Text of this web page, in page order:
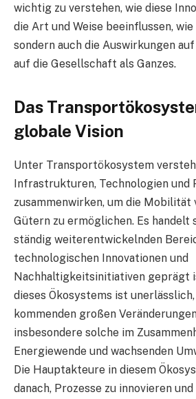
wichtig zu verstehen, wie diese
die Art und Weise beeinflussen,
sondern auch die Auswirkungen
auf die Gesellschaft als Ganzes.
Das
globale Vision
Unter Transportökosystem
Infrastrukturen, Technologien und
zusammenwirken, um die Mobilität
Gütern zu ermöglichen. Es handelt
ständig weiterentwickelnden
technologischen Innovationen und
Nachhaltigkeitsinitiativen geprägt
dieses Ökosystems ist unerlässlich,
kommenden großen
insbesondere solche im
Energiewende und wachsenden
Die Hauptakteure in diesem
danach, Prozesse zu innovieren